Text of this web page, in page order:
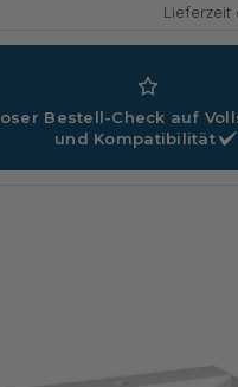
Lieferzeit
Bestell-Check auf
und Kompatibilität